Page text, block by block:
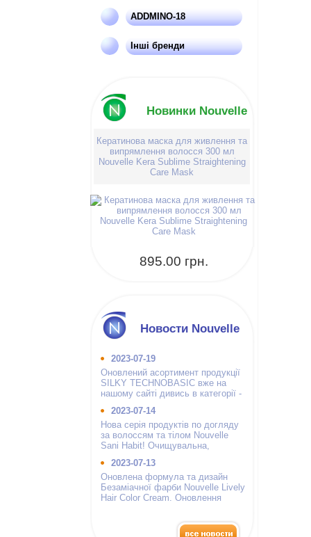
ADDMINO-18
Інші бренди
Новинки Nouvelle
Кератинова маска для живлення та
випрямлення волосся 300 мл
Nouvelle Kera Sublime Straightening
Care Mask
895.00 грн.
Новости Nouvelle
2023-07-19
Оновлений асортимент продукції
SILKY TECHNOBASIC вже на
нашому сайті дивись в категорії -
2023-07-14
Нова серія продуктів по догляду
за волоссям та тілом Nouvelle
Sani Habit! Очищувальна,
2023-07-13
Оновлена формула та дизайн
Безаміачної фарби Nouvelle Lively
Hair Color Cream. Оновлення